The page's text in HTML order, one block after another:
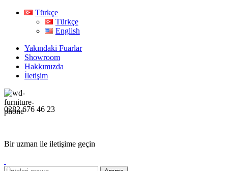
Türkçe
Türkçe
English
Yakındaki Fuarlar
Showroom
Hakkımızda
İletişim
0282 676 46 23
Bir uzman ile iletişime geçin